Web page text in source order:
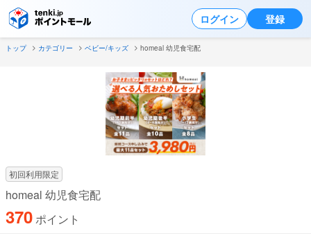
ログイン 登録
トップ カテゴリー ベビー/キッズ homeal 幼児食宅配
初回利用限定
homeal 幼児食宅配
370ポイント